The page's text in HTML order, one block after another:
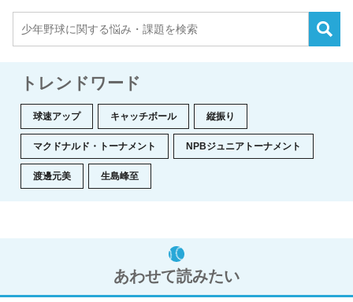
トレンドワード
球速アップ キャッチボール 縦振り
マクドナルド・トーナメント NPBジュニアトーナメント
渡邊元美 生島峰至
あわせて読みたい